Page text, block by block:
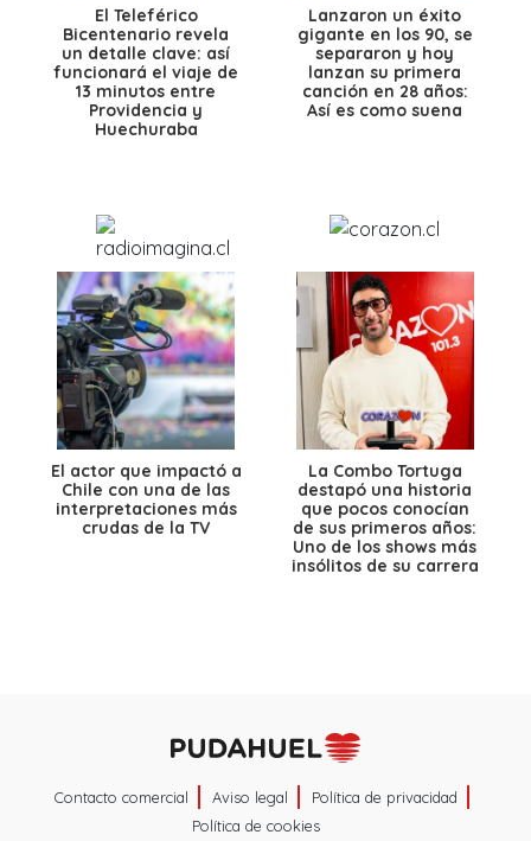
El Teleférico
Bicentenario revela
un detalle clave: así
funcionará el viaje de
13 minutos entre
Providencia y
Huechuraba
Lanzaron un éxito
gigante en los 90, se
separaron y hoy
lanzan su primera
canción en 28 años:
Así es como suena
El actor que impactó a
Chile con una de las
interpretaciones más
crudas de la TV
La Combo Tortuga
destapó una historia
que pocos conocían
de sus primeros años:
Uno de los shows más
insólitos de su carrera
Contacto comercial Aviso legal
Política de privacidad
Política de cookies